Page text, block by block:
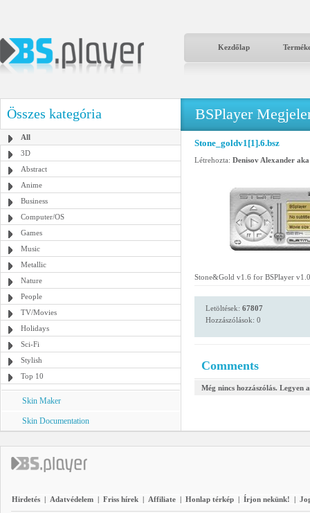
Kezdőlap
Összes kategória
All
3D
Abstract
Anime
Business
Computer/OS
Games
Music
Metallic
Nature
People
TV/Movies
Holidays
Sci-Fi
Stylish
Top 10
Skin Maker
Skin Documentation
BSPlayer
Stone_goldv1[1].6.bsz
Létrehozta: Denisov Alexander
Stone&Gold v1.6 for BSPlayer
Letöltések: 67807
Hozzászólások: 0
Comments
Még nincs hozzászólás. Legyen
Hirdetés | Adatvédelem | Friss hírek | Affiliate | Honlap térkép | Írjon nekünk! |